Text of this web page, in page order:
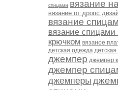
спицами вязание
вязание от дропс
вязание
вязание спицами
крючком вязаное
детская одежда
джемпер джемпер
джемпер
джемперы